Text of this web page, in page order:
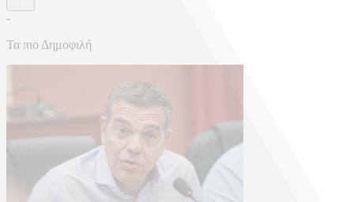
-
Τα πιο Δημοφιλή